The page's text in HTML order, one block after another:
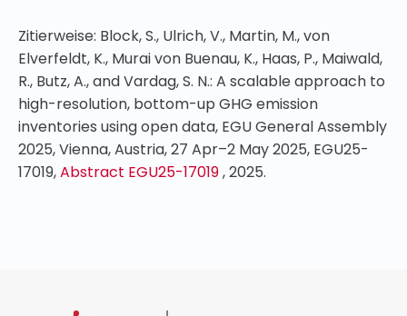
Zitierweise: Block, S., Ulrich, V., Martin, M., von
Elverfeldt, K., Murai von Buenau, K., Haas, P., Maiwald,
R., Butz, A., and Vardag, S. N.: A scalable approach to
high-resolution, bottom-up GHG emission
inventories using open data, EGU General Assembly
2025, Vienna, Austria, 27 Apr–2 May 2025, EGU25-
17019,Abstract EGU25-17019, 2025.